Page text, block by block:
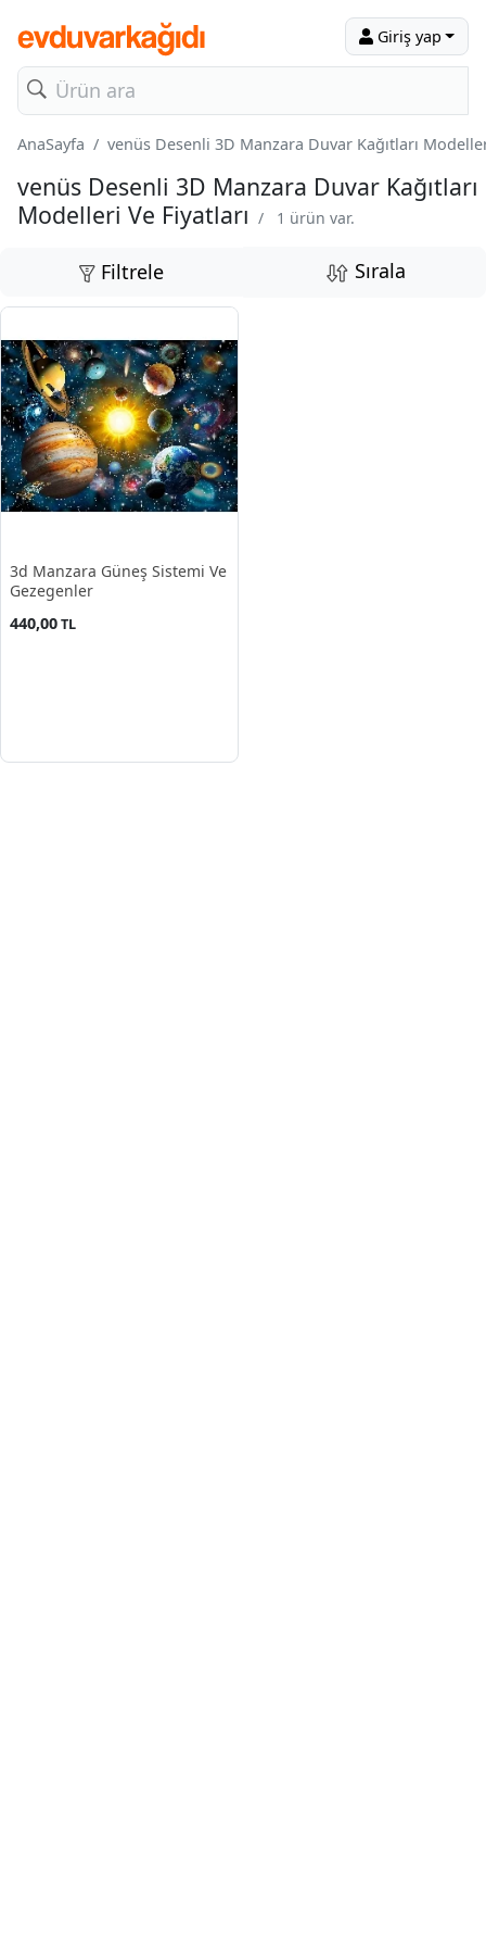
Giriş yap
AnaSayfa venüs Desenli 3D Manzara Duvar Kağıtları
venüs Desenli 3D Manzara Duvar Kağıtları
Modelleri Ve Fiyatları / 1 ürün var.
Filtrele Sırala
3d Manzara Güneş Sistemi Ve
Gezegenler
440,00TL